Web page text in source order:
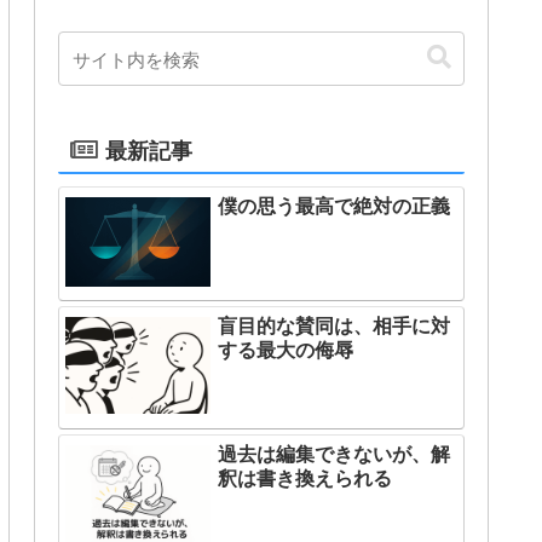
最新記事
僕の思う最高で絶対の正義
盲目的な賛同は、相手に対
する最大の侮辱
過去は編集できないが、解
釈は書き換えられる